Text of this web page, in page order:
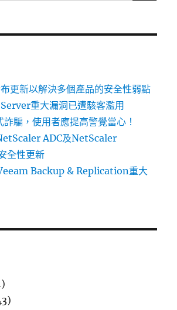
品
更新以解決多個產品的安全性弱點
重大漏洞已遭駭客濫用
騙，使用者應提高警覺當心！
ADC及NetScaler
全性更新
Backup & Replication重大